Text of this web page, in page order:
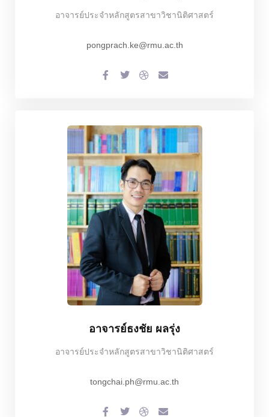
อาจารย์ประจำหลักสูตรสาขาวิชานิติศาสตร์
pongprach.ke@rmu.ac.th
อาจารย์ธงชัย ผลรุ่ง
อาจารย์ประจำหลักสูตรสาขาวิชานิติศาสตร์
tongchai.ph@rmu.ac.th